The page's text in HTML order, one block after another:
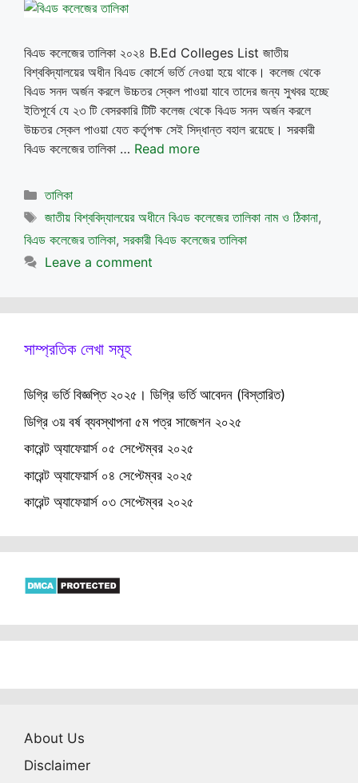
বিএড কলেজের তালিকা ২০২৪ B.Ed Colleges List জাতীয়
বিশ্ববিদ্যালয়ের অধীন বিএড কোর্সে ভর্তি নেওয়া হয়ে থাকে। কলেজ থেকে
বিএড সনদ অর্জন করলে উচ্চতর স্কেল পাওয়া যাবে তাদের জন্য সুখবর হচ্ছে
ইতিপূর্বে যে ২৩ টি বেসরকারি টিটি কলেজ থেকে বিএড সনদ অর্জন করলে
উচ্চতর স্কেল পাওয়া যেত কর্তৃপক্ষ সেই সিদ্ধান্ত বহাল রয়েছে। সরকারী
বিএড কলেজের তালিকা … Read more
Categories
তালিকা
Tags
জাতীয় বিশ্ববিদ্যালয়ের অধীনে বিএড কলেজের তালিকা নাম ও ঠিকানা,
বিএড কলেজের তালিকা, সরকারী বিএড কলেজের তালিকা
Leave a comment
সাম্প্রতিক লেখা সমূহ
ডিগ্রি ভর্তি বিজ্ঞপ্তি ২০২৫। ডিগ্রি ভর্তি আবেদন (বিস্তারিত)
ডিগ্রি ৩য় বর্ষ ব্যবস্থাপনা ৫ম পত্র সাজেশন ২০২৫
কারেন্ট অ্যাফেয়ার্স ০৫ সেপ্টেম্বর ২০২৫
কারেন্ট অ্যাফেয়ার্স ০৪ সেপ্টেম্বর ২০২৫
কারেন্ট অ্যাফেয়ার্স ০৩ সেপ্টেম্বর ২০২৫
About Us
Disclaimer